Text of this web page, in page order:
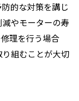
的な対策を講じ
やモーターの寿
理を行う場合
組むことが大切